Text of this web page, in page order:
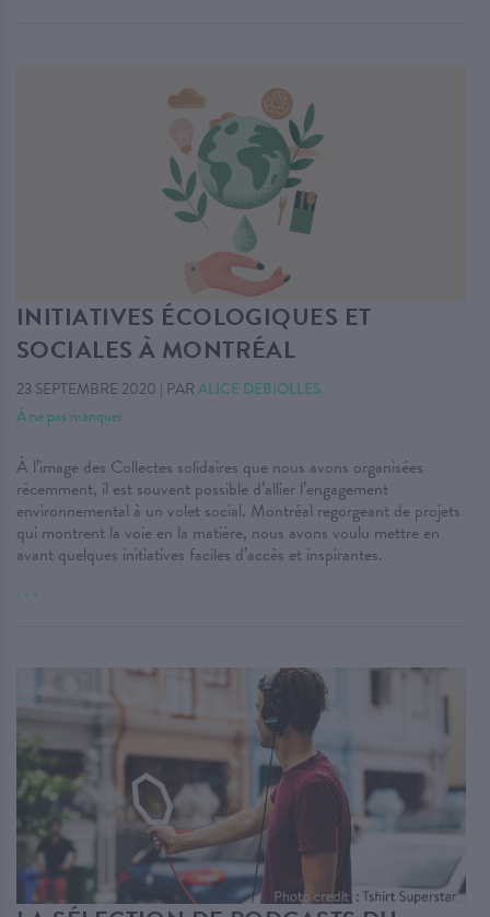
INITIATIVES ÉCOLOGIQUES ET
SOCIALES À MONTRÉAL
23 SEPTEMBRE 2020 | PAR ALICE DEBIOLLES
À ne pas manquer
À l’image des Collectes solidaires que nous avons organisées
récemment, il est souvent possible d’allier l’engagement
environnemental à un volet social. Montréal regorgeant de projets
qui montrent la voie en la matière, nous avons voulu mettre en
avant quelques initiatives faciles d’accès et inspirantes.
. . .